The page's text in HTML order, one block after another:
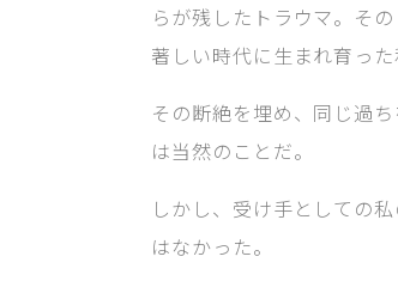
らが残したトラウマ。そ
著しい時代に生まれ育っ
その断絶を埋め、同じ過
は当然のことだ。
しかし、受け手としての
はなかった。